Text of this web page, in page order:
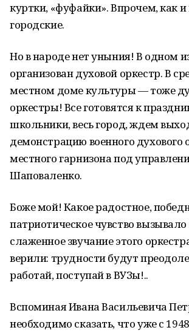
куртки, «фуфайки». Впрочем, как
городские.
Но в народе нет уныния! В одном
организован духовой оркестр. В
местном доме культуры — тоже
оркестры! Все готовятся к
школьники, весь город, ждем
демонстрацию военного духового
местного гарнизона под
Шаповаленко.
Боже мой! Какое радостное,
патриотическое чувство
слаженное звучание этого
верили: трудности будут
работай, поступай в ВУЗы!..
Вспоминая Ивана Васильевича
необходимо сказать, что уже с